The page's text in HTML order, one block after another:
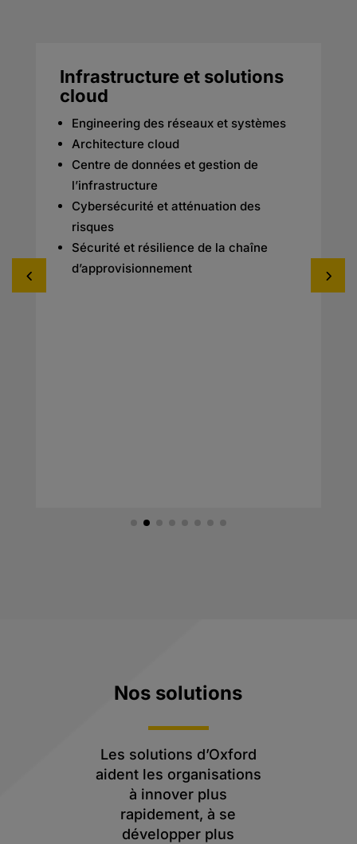
Infrastructure et solutions
cloud
Engineering des réseaux et systèmes
Architecture cloud
Centre de données et gestion de
l’infrastructure
Cybersécurité et atténuation des
risques
Sécurité et résilience de la chaîne
d’approvisionnement
Nos solutions
Les solutions d’Oxford
aident les organisations
à innover plus
rapidement, à se
développer plus